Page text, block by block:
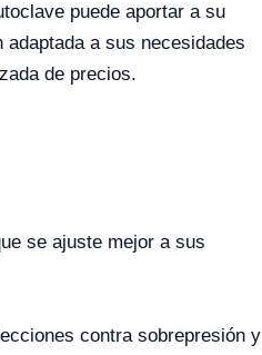
puede aportar a su
a sus necesidades
de precios.
se ajuste mejor a sus
contra sobrepresión y